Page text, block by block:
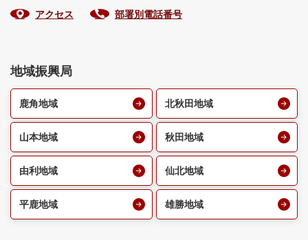
アクセス 部署別電話番号
地域振興局
鹿角地域 北秋田地域
山本地域 秋田地域
由利地域 仙北地域
平鹿地域 雄勝地域